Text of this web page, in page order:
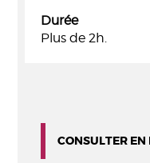
Durée
Plus de 2h.
CONSULTER EN